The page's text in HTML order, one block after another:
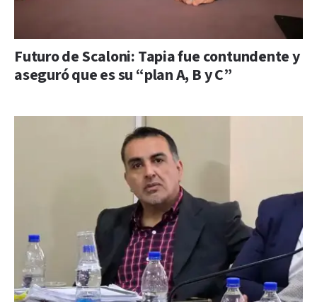
Futuro de Scaloni: Tapia fue contundente y
aseguró que es su “plan A, B y C”